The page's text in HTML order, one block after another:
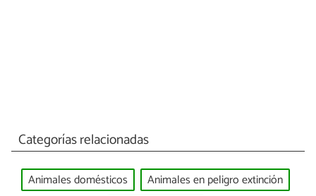
Categorías relacionadas
Animales domésticos
Animales en peligro extinción